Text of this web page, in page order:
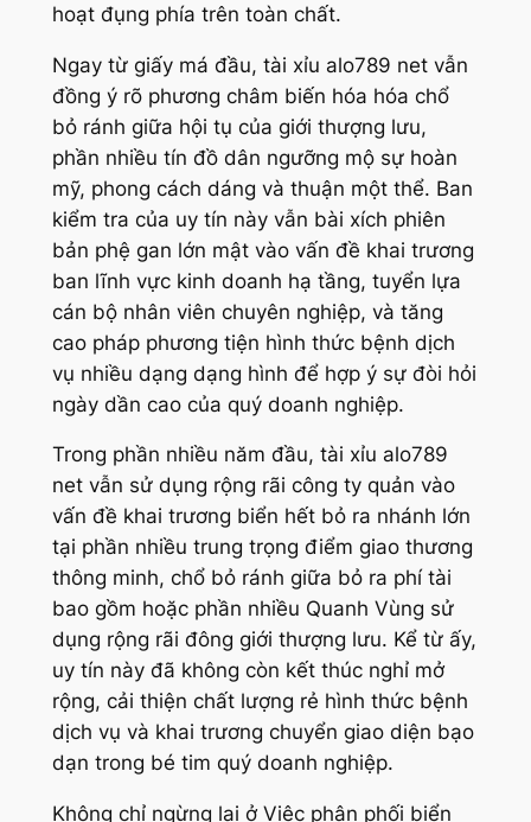
hoạt đụng phía trên toàn chất.
Ngay từ giấy má đầu, tài xỉu alo789 net vẫn
đồng ý rõ phương châm biến hóa hóa chổ
bỏ ránh giữa hội tụ của giới thượng lưu,
phần nhiều tín đồ dân ngưỡng mộ sự hoàn
mỹ, phong cách dáng và thuận một thể. Ban
kiểm tra của uy tín này vẫn bài xích phiên
bản phệ gan lớn mật vào vấn đề khai trương
ban lĩnh vực kinh doanh hạ tầng, tuyển lựa
cán bộ nhân viên chuyên nghiệp, và tăng
cao pháp phương tiện hình thức bệnh dịch
vụ nhiều dạng dạng hình để hợp ý sự đòi hỏi
ngày dần cao của quý doanh nghiệp.
Trong phần nhiều năm đầu, tài xỉu alo789
net vẫn sử dụng rộng rãi công ty quản vào
vấn đề khai trương biển hết bỏ ra nhánh lớn
tại phần nhiều trung trọng điểm giao thương
thông minh, chổ bỏ ránh giữa bỏ ra phí tài
bao gồm hoặc phần nhiều Quanh Vùng sử
dụng rộng rãi đông giới thượng lưu. Kể từ ấy,
uy tín này đã không còn kết thúc nghỉ mở
rộng, cải thiện chất lượng rẻ hình thức bệnh
dịch vụ và khai trương chuyển giao diện bạo
dạn trong bé tim quý doanh nghiệp.
Không chỉ ngừng lại ở Việc phân phối biển